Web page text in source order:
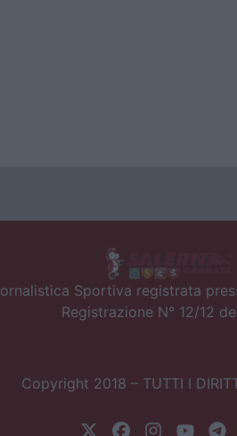
Sportiva registrata
Registrazione N° 12/12
Copyright 2018 – TUTTI I